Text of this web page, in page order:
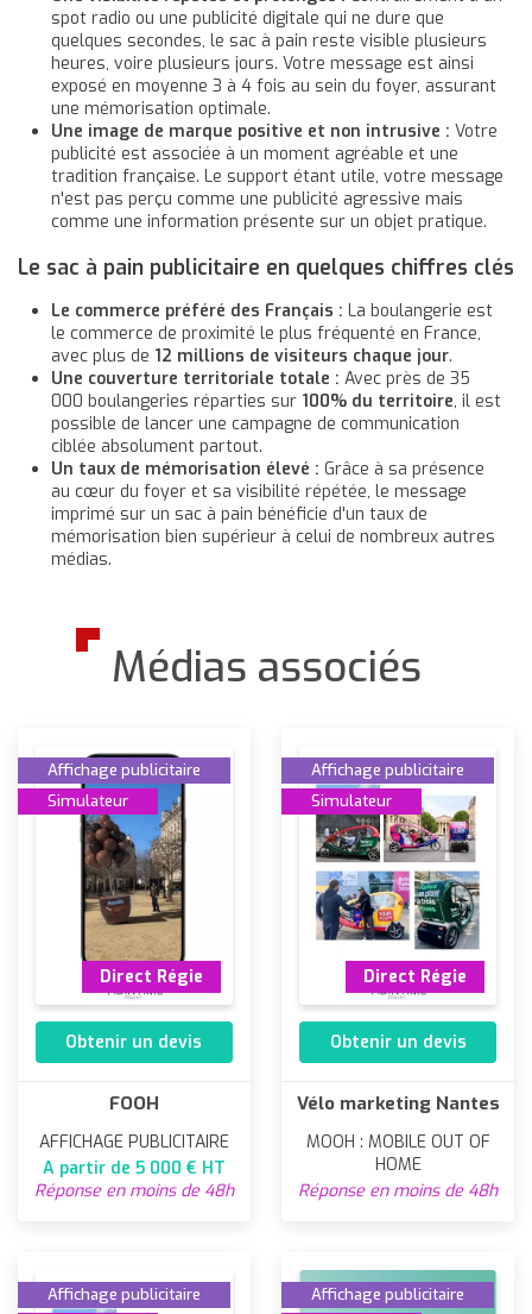
spot radio ou une publicité digitale qui ne dure que
quelques secondes, le sac à pain reste visible plusieurs
heures, voire plusieurs jours. Votre message est ainsi
exposé en moyenne 3 à 4 fois au sein du foyer, assurant
une mémorisation optimale.
Une image de marque positive et non intrusive : Votre
publicité est associée à un moment agréable et une
tradition française. Le support étant utile, votre message
n'est pas perçu comme une publicité agressive mais
comme une information présente sur un objet pratique.
Le sac à pain publicitaire en quelques chiffres clés
Le commerce préféré des Français : La boulangerie est
le commerce de proximité le plus fréquenté en France,
avec plus de 12 millions de visiteurs chaque jour.
Une couverture territoriale totale : Avec près de 35
000 boulangeries réparties sur 100% du territoire, il est
possible de lancer une campagne de communication
ciblée absolument partout.
Un taux de mémorisation élevé : Grâce à sa présence
au cœur du foyer et sa visibilité répétée, le message
imprimé sur un sac à pain bénéficie d'un taux de
mémorisation bien supérieur à celui de nombreux autres
médias.
Médias associés
Direct Régie
Affichage publicitaire
Simulateur
Obtenir un devis
FOOH
AFFICHAGE PUBLICITAIRE
A partir de 5 000 € HT
Réponse en moins de 48h
Direct Régie
Affichage publicitaire
Simulateur
Obtenir un devis
Vélo marketing Nantes
MOOH : MOBILE OUT OF
HOME
Réponse en moins de 48h
Affichage publicitaire
Affichage publicitaire